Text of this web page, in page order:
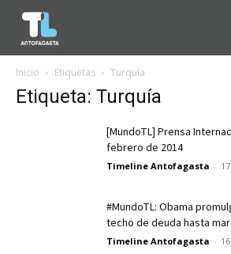
Inicio Etiquetas Turquía
Etiqueta: Turquía
[MundoTL] Prensa
febrero de 2014
Timeline Antofagasta -
#MundoTL: Obama
techo de deuda hasta
Timeline Antofagasta -